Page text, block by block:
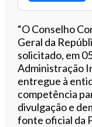
“O Conselho
Geral da
solicitado, em
Administração
entregue à
competência
divulgação e
fonte oficial da